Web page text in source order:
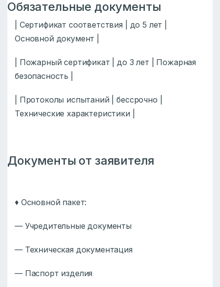
Обязательные документы
| Сертификат соответствия | до 5 лет |
Основной документ |
| Пожарный сертификат | до 3 лет | Пожарная
безопасность |
| Протоколы испытаний | бессрочно |
Технические характеристики |
Документы от заявителя
♦️ Основной пакет:
— Учредительные документы
— Техническая документация
— Паспорт изделия